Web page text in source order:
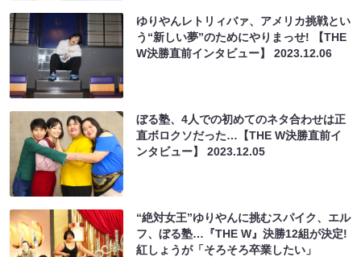
ゆりやんレトリィバァ、アメリカ挑戦とい
う“新しい夢”のためにやりまっせ! 【THE
W決勝直前インタビュー】2023.12.06
ぼる塾、4人での初めてのネタ合わせは正
直ボロクソだった…【THE W決勝直前イ
ンタビュー】2023.12.05
“絶対女王”ゆりやんに挑むスパイク、エル
フ、ぼる塾…『THE W』決勝12組が決定!
紅しょうが「そろそろ卒業したい」